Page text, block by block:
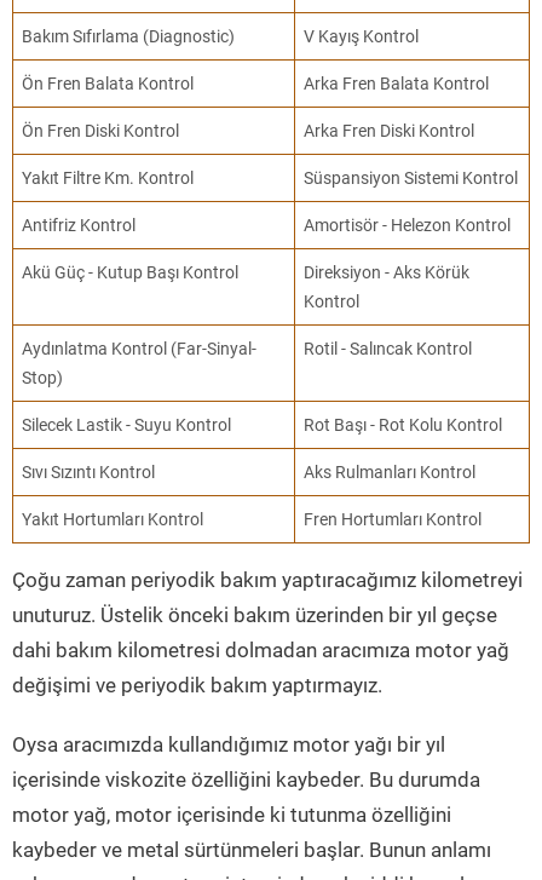
Bakım Sıfırlama (Diagnostic) V Kayış Kontrol
Ön Fren Balata Kontrol Arka Fren Balata Kontrol
Ön Fren Diski Kontrol Arka Fren Diski Kontrol
Yakıt Filtre Km. Kontrol Süspansiyon Sistemi Kontrol
Antifriz Kontrol Amortisör - Helezon Kontrol
Akü Güç - Kutup Başı Kontrol
Direksiyon - Aks Körük
Kontrol
Aydınlatma Kontrol (Far-Sinyal-
Stop)
Rotil - Salıncak Kontrol
Silecek Lastik - Suyu Kontrol Rot Başı - Rot Kolu Kontrol
Sıvı Sızıntı Kontrol Aks Rulmanları Kontrol
Yakıt Hortumları Kontrol Fren Hortumları Kontrol
Çoğu zaman periyodik bakım yaptıracağımız kilometreyi
unuturuz. Üstelik önceki bakım üzerinden bir yıl geçse
dahi bakım kilometresi dolmadan aracımıza motor yağ
değişimi ve periyodik bakım yaptırmayız.
Oysa aracımızda kullandığımız motor yağı bir yıl
içerisinde viskozite özelliğini kaybeder. Bu durumda
motor yağ, motor içerisinde ki tutunma özelliğini
kaybeder ve metal sürtünmeleri başlar. Bunun anlamı